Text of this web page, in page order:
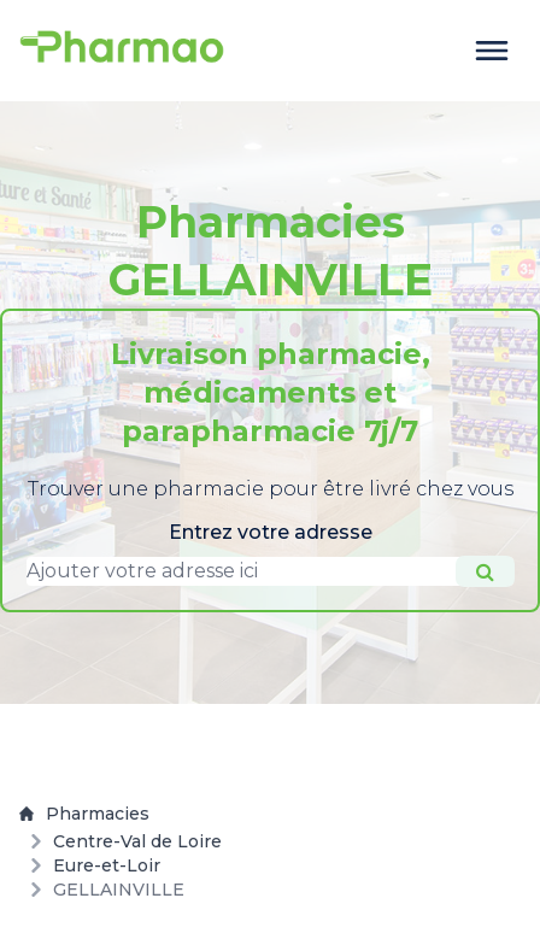
Pharmacies
GELLAINVILLE
Livraison pharmacie,
médicaments et
parapharmacie 7j/7
Trouver une pharmacie pour être livré chez vous
Entrez votre adresse
Pharmacies
Centre-Val de Loire
Eure-et-Loir
GELLAINVILLE